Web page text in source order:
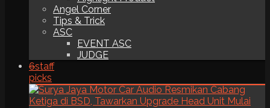
Angel Corner
Tips & Trick
ASC
EVENT ASC
JUDGE
6staff
picks